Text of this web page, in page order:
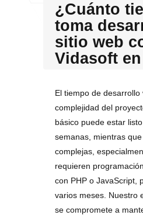
¿Cuánto
toma
sitio web
Vidasoft
El tiempo de desarrollo
complejidad del
básico puede estar
semanas, mientras
complejas,
requieren
con PHP o JavaScript,
varios meses. Nuestro
se compromete a